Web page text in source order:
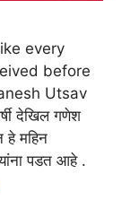
every
before
Utsav
देखिल गणेश
हे महिन
पडत आहे .